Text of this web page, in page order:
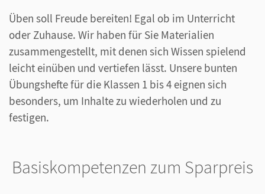
Üben soll Freude bereiten! Egal ob im Unterricht
oder Zuhause. Wir haben für Sie Materialien
zusammengestellt, mit denen sich Wissen spielend
leicht einüben und vertiefen lässt. Unsere bunten
Übungshefte für die Klassen 1 bis 4 eignen sich
besonders, um Inhalte zu wiederholen und zu
festigen.
Basiskompetenzen zum Sparpreis